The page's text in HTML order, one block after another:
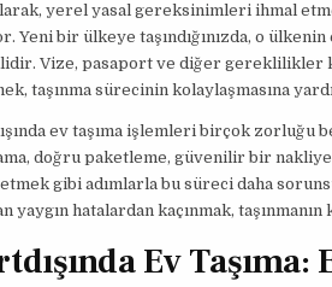
yerel yasal gereksinimleri ihmal
Yeni bir ülkeye taşındığınızda, o
Vize, pasaport ve diğer gereklilikler
taşınma sürecinin kolaylaşmasına
ev taşıma işlemleri birçok
doğru paketleme, güvenilir bir
gibi adımlarla bu süreci daha
yaygın hatalardan kaçınmak,
Ev Taşıma: